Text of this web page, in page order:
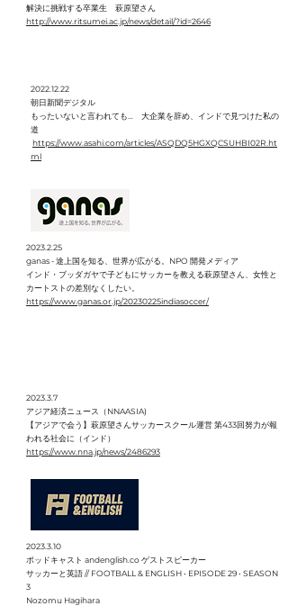
解決に挑戦する卒業生 萩原望さん
http://www.ritsumei.ac.jp/news/detail/?id=2646
2022.12.22
朝日新聞デジタル
もったいないと言われても… 大企業を辞め、インドで見つけた私の
道
https://www.asahi.com/articles/ASQDQ5HGXQCSUHBI02R.ht
ml
2023.2.25
ganas - 途上国を知る、世界が広がる。NPO 開発メディア
インド・ブッダガヤで子どもにサッカーを教える萩原望さん、女性と
カートストの差別なくしたい。
https://www.ganas.or.jp/20230225indiasoccer/
2023.3.7
アジア経済ニュース（NNAASIA)
【アジアで会う】萩原望さんサッカースクール運営 第433回努力が報
われる社会に（インド）
https://www.nna.jp/news/2486293
2023.3.10
ポッドキャスト andenglish.co ゲストスピーカー
サッカーと英語 // FOOTBALL & ENGLISH • EPISODE 29 • SEASON
3
Nozomu Hagihara